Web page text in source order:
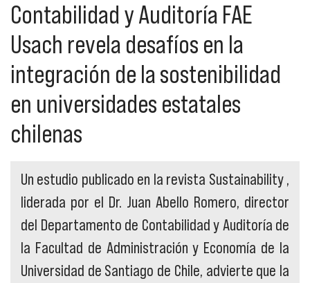
Contabilidad y Auditoría FAE
Usach revela desafíos en la
integración de la sostenibilidad
en universidades estatales
chilenas
Un estudio publicado en la revista Sustainability ,
liderada por el Dr. Juan Abello Romero, director
del Departamento de Contabilidad y Auditoría de
la Facultad de Administración y Economía de la
Universidad de Santiago de Chile, advierte que la